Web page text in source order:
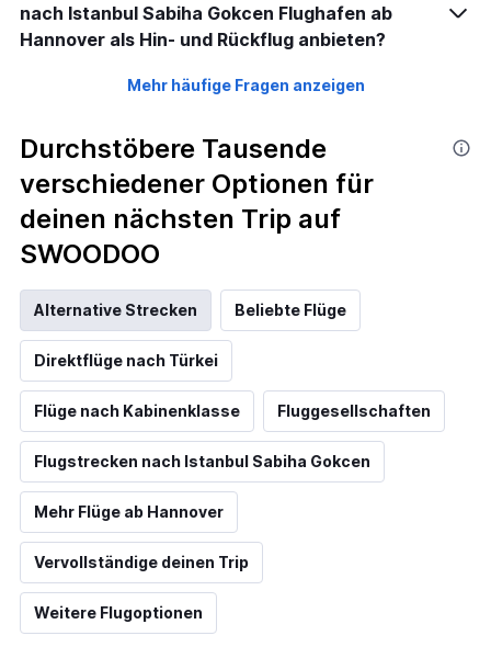
nach Istanbul Sabiha Gokcen Flughafen ab
Hannover als Hin- und Rückflug anbieten?
Mehr häufige Fragen anzeigen
Durchstöbere Tausende
verschiedener Optionen für
deinen nächsten Trip auf
SWOODOO
Alternative Strecken Beliebte Flüge
Direktflüge nach Türkei
Flüge nach Kabinenklasse Fluggesellschaften
Flugstrecken nach Istanbul Sabiha Gokcen
Mehr Flüge ab Hannover
Vervollständige deinen Trip
Weitere Flugoptionen